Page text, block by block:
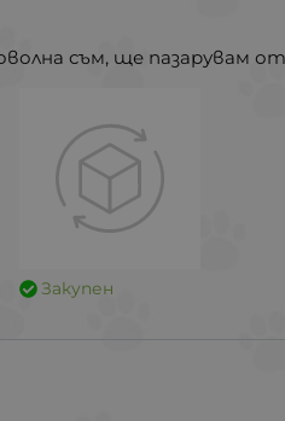
съм, ще пазарувам
Закупен